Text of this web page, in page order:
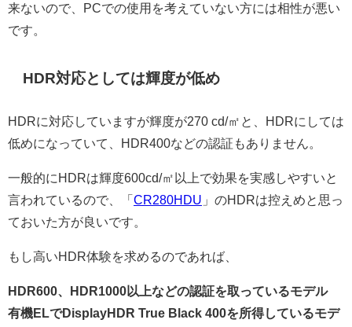
来ないので、PCでの使用を考えていない方には相性が悪い
です。
HDR対応としては輝度が低め
HDRに対応していますが輝度が270 cd/㎡と、HDRにしては
低めになっていて、HDR400などの認証もありません。
一般的にHDRは輝度600cd/㎡以上で効果を実感しやすいと
言われているので、「 CR280HDU 」のHDRは控えめと思っ
ておいた方が良いです。
もし高いHDR体験を求めるのであれば、
HDR600、HDR1000以上などの認証を取っているモデル
有機ELでDisplayHDR True Black 400を所得しているモデ